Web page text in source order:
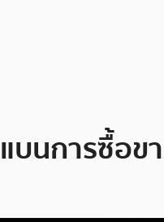
แบนการซื้อ